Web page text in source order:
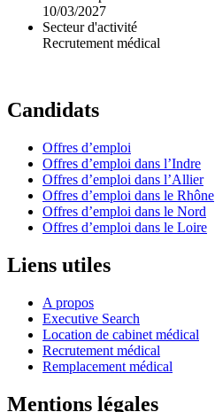
10/03/2027
Secteur d'activité
Recrutement médical
Candidats
Offres d’emploi
Offres d’emploi dans l’Indre
Offres d’emploi dans l’Allier
Offres d’emploi dans le Rhône
Offres d’emploi dans le Nord
Offres d’emploi dans le Loire
Liens utiles
A propos
Executive Search
Location de cabinet médical
Recrutement médical
Remplacement médical
Mentions légales